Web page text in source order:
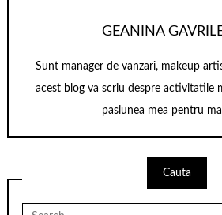
GEANINA
Sunt manager de vanzari, makeup
acest blog va scriu despre activitatile
pasiunea mea pentru
Cauta
Search